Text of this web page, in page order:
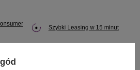
Szybki Leasing w 15 minut